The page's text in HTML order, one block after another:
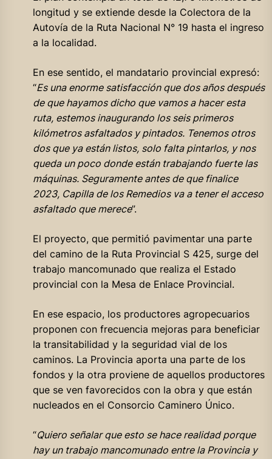
longitud y se extiende desde la Colectora de la
Autovía de la Ruta Nacional N° 19 hasta el ingreso
a la localidad.
En ese sentido, el mandatario provincial expresó:
“Es una enorme satisfacción que dos años después
de que hayamos dicho que vamos a hacer esta
ruta, estemos inaugurando los seis primeros
kilómetros asfaltados y pintados. Tenemos otros
dos que ya están listos, solo falta pintarlos, y nos
queda un poco donde están trabajando fuerte las
máquinas. Seguramente antes de que finalice
2023, Capilla de los Remedios va a tener el acceso
asfaltado que merece”.
El proyecto, que permitió pavimentar una parte
del camino de la Ruta Provincial S 425, surge del
trabajo mancomunado que realiza el Estado
provincial con la Mesa de Enlace Provincial.
En ese espacio, los productores agropecuarios
proponen con frecuencia mejoras para beneficiar
la transitabilidad y la seguridad vial de los
caminos. La Provincia aporta una parte de los
fondos y la otra proviene de aquellos productores
que se ven favorecidos con la obra y que están
nucleados en el Consorcio Caminero Único.
“Quiero señalar que esto se hace realidad porque
hay un trabajo mancomunado entre la Provincia y